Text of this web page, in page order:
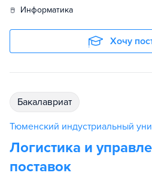
информатика
Хочу
бакалавриат
Тюменский индустриальный
Логистика и
поставок